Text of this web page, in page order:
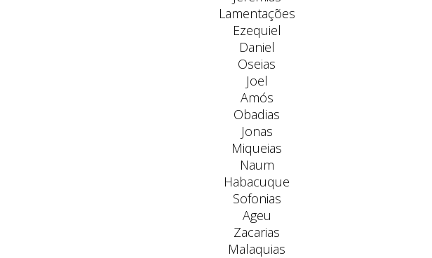
Lamentações
Ezequiel
Daniel
Oseias
Joel
Amós
Obadias
Jonas
Miqueias
Naum
Habacuque
Sofonias
Ageu
Zacarias
Malaquias